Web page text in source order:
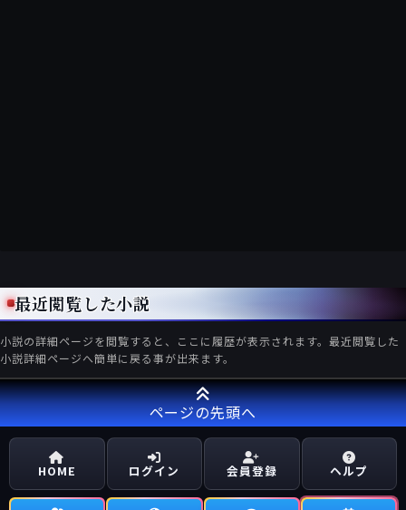
最近閲覧した小説
小説の詳細ページを閲覧すると、ここに履歴が表示されます。最近閲覧した
小説詳細ページへ簡単に戻る事が出来ます。
ページの先頭へ
HOME ログイン 会員登録 ヘルプ